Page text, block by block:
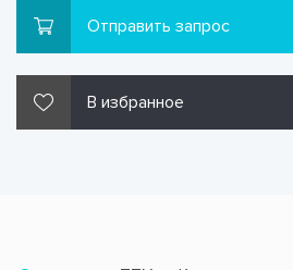
Отправить запрос
В избранное